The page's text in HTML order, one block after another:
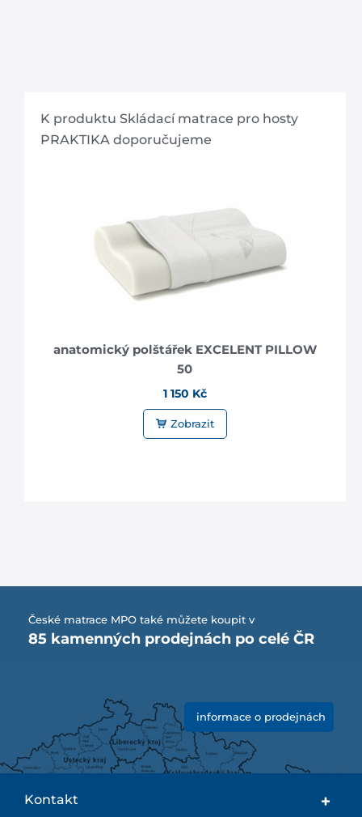
K produktu Skládací matrace pro hosty
PRAKTIKA doporučujeme
anatomický polštářek EXCELENT PILLOW
50
1 150 Kč
Zobrazit
České matrace MPO také můžete koupit v
85 kamenných prodejnách po celé ČR
informace o prodejnách
Kontakt